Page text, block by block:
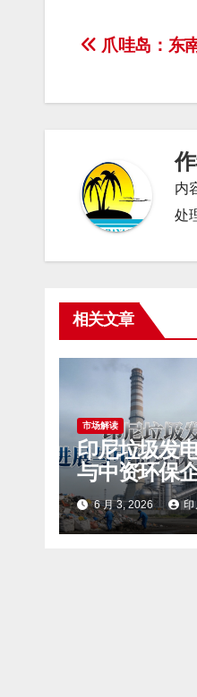
文
航
爪哇岛：东
内
处
相关文章
市场解读
印尼垃圾发
与中资环保
瞻6 月 3, 2026